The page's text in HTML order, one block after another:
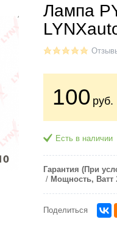
Лампа
100 руб.
Есть в наличии
Гарантия (При
Мощность, Ватт
Поделиться